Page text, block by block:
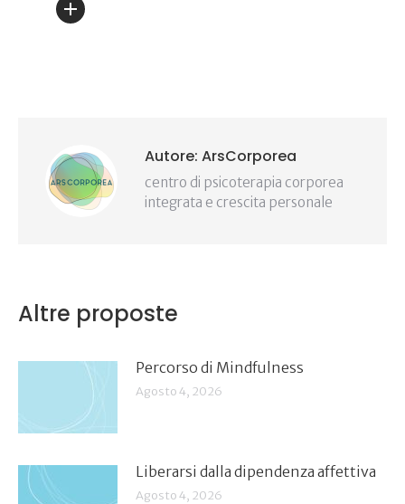
Autore: ArsCorporea
centro di psicoterapia corporea
integrata e crescita personale
Altre proposte
Percorso di Mindfulness
Agosto 4, 2026
Liberarsi dalla dipendenza affettiva
Agosto 4, 2026